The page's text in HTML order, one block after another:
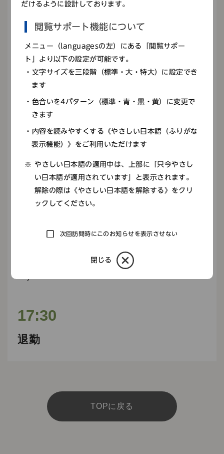
収蔵庫から展示室への資料の移動
12:00
昼休憩
13:00
展覧会の展示作業
補助解説パネルの製作
17:00
閉館・片付け
展示室の鍵閉め、資料や展示室の状態確認を行
17:30
退勤
司会や記録写真撮影を行う
TOPに戻る
だけるように設計しております。
閲覧サポート機能について
メニュー（languagesの左）にある「閲覧サポー
ト」より以下の設定が可能です。
文字サイズを三段階（標準・大・特大）に設定でき
ます
色合いを4パターン（標準・青・黒・黄）に変更で
きます
内容を読みやすくする《やさしい日本語（ふりがな
表示機能）》をご利用いただけます
やさしい日本語の適用中は、上部に「只今やさし
い日本語が適用されています」と表示されます。
解除の際は《やさしい日本語を解除する》をクリ
ックしてください。
次回訪問時にこのお知らせを表示させない
閉じる